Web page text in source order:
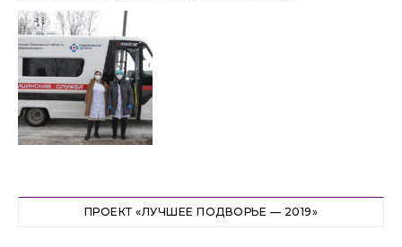
ПРОЕКТ «ЛУЧШЕЕ ПОДВОРЬЕ — 2019»